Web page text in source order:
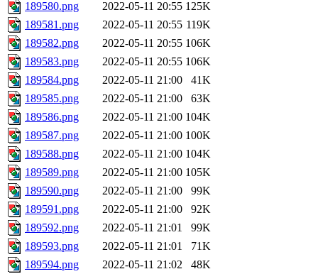
189580.png
2022-05-11 20:55 125K
189581.png
2022-05-11 20:55 119K
189582.png
2022-05-11 20:55 106K
189583.png
2022-05-11 20:55 106K
189584.png
2022-05-11 21:00
41K
189585.png
2022-05-11 21:00
63K
189586.png
2022-05-11 21:00 104K
189587.png
2022-05-11 21:00 100K
189588.png
2022-05-11 21:00 104K
189589.png
2022-05-11 21:00 105K
189590.png
2022-05-11 21:00
99K
189591.png
2022-05-11 21:00
92K
189592.png
2022-05-11 21:01
99K
189593.png
2022-05-11 21:01
71K
189594.png
2022-05-11 21:02
48K